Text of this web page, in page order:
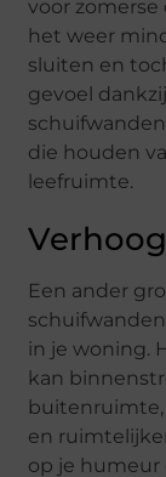
voor zomerse
het weer
sluiten en
gevoel
die houden
leefruimte.
Een ander
in je woning.
kan
en
op je humeur